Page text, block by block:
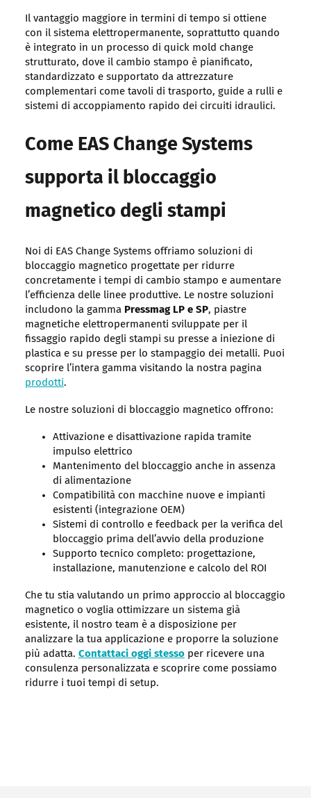
Il vantaggio maggiore in termini di tempo si ottiene
con il sistema elettropermanente, soprattutto quando
è integrato in un processo di quick mold change
strutturato, dove il cambio stampo è pianificato,
standardizzato e supportato da attrezzature
complementari come tavoli di trasporto, guide a rulli e
sistemi di accoppiamento rapido dei circuiti idraulici.
Come EAS Change Systems
supporta il bloccaggio
magnetico degli stampi
Noi di EAS Change Systems offriamo soluzioni di
bloccaggio magnetico progettate per ridurre
concretamente i tempi di cambio stampo e aumentare
l’efficienza delle linee produttive. Le nostre soluzioni
includono la gamma Pressmag LP e SP, piastre
magnetiche elettropermanenti sviluppate per il
fissaggio rapido degli stampi su presse a iniezione di
plastica e su presse per lo stampaggio dei metalli. Puoi
scoprire l’intera gamma visitando la nostra pagina
prodotti.
Le nostre soluzioni di bloccaggio magnetico offrono:
Attivazione e disattivazione rapida tramite
impulso elettrico
Mantenimento del bloccaggio anche in assenza
di alimentazione
Compatibilità con macchine nuove e impianti
esistenti (integrazione OEM)
Sistemi di controllo e feedback per la verifica del
bloccaggio prima dell’avvio della produzione
Supporto tecnico completo: progettazione,
installazione, manutenzione e calcolo del ROI
Che tu stia valutando un primo approccio al bloccaggio
magnetico o voglia ottimizzare un sistema già
esistente, il nostro team è a disposizione per
analizzare la tua applicazione e proporre la soluzione
più adatta. Contattaci oggi stessoper ricevere una
consulenza personalizzata e scoprire come possiamo
ridurre i tuoi tempi di setup.